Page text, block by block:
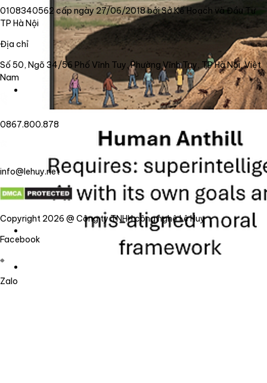
0108340562 cấp ngày 27/06/2018 bởi Sở Kế Hoạch và Đầu Tư
TP Hà Nội
Địa chỉ
Số 50, Ngõ 34/56 Phố Vĩnh Tuy, Phường Vĩnh Tuy, TP Hà Nội, Việt
Nam
0867.800.878
info@lehuy.net
Copyright 2026 @ Công ty TNHH công nghệ Lê Huy
Facebook
Zalo